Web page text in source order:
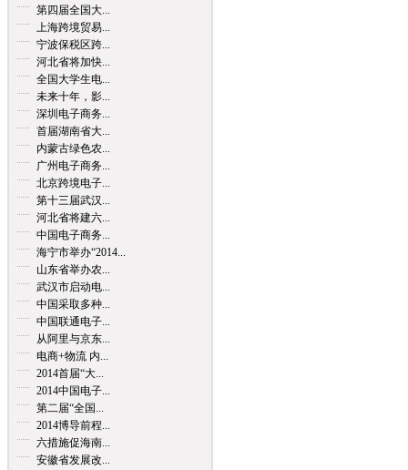
第四届全国大...
上海跨境贸易...
宁波保税区跨...
河北省将加快...
全国大学生电...
未来十年，影...
深圳电子商务...
首届湖南省大...
内蒙古绿色农...
广州电子商务...
北京跨境电子...
第十三届武汉...
河北省将建六...
中国电子商务...
海宁市举办“2014...
山东省举办农...
武汉市启动电...
中国采取多种...
中国联通电子...
从阿里与京东...
电商+物流 内...
2014首届“大...
2014中国电子...
第二届“全国...
2014博导前程...
六措施促海南...
安徽省发展改...